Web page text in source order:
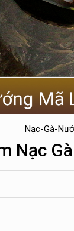
Nạc-Gà-
Nạc